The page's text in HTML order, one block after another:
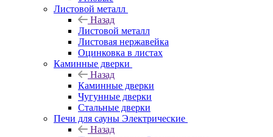
Листовой металл
Назад
Листовой металл
Листовая нержавейка
Оцинковка в листах
Каминные дверки
Назад
Каминные дверки
Чугунные дверки
Стальные дверки
Печи для сауны Электрические
Назад